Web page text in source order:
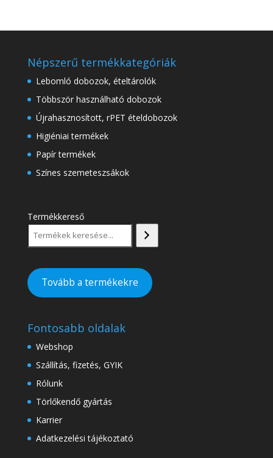
Népszerű termékkategóriák
Lebomló dobozok, ételtárolók
Többször használható dobozok
Újrahasznosított, rPET ételdobozok
Higiéniai termékek
Papír termékek
Színes szemeteszsákok
Termékkereső
Tovább a termékekre
Fontosabb oldalak
Webshop
Szállítás, fizetés, GYIK
Rólunk
Törlőkendő gyártás
Karrier
Adatkezelési tájékoztató